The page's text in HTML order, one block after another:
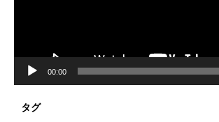
00:00
タグ